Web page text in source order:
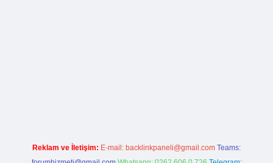
Reklam ve İletişim: E-mail: backlinkpaneli@gmail.com Teams: